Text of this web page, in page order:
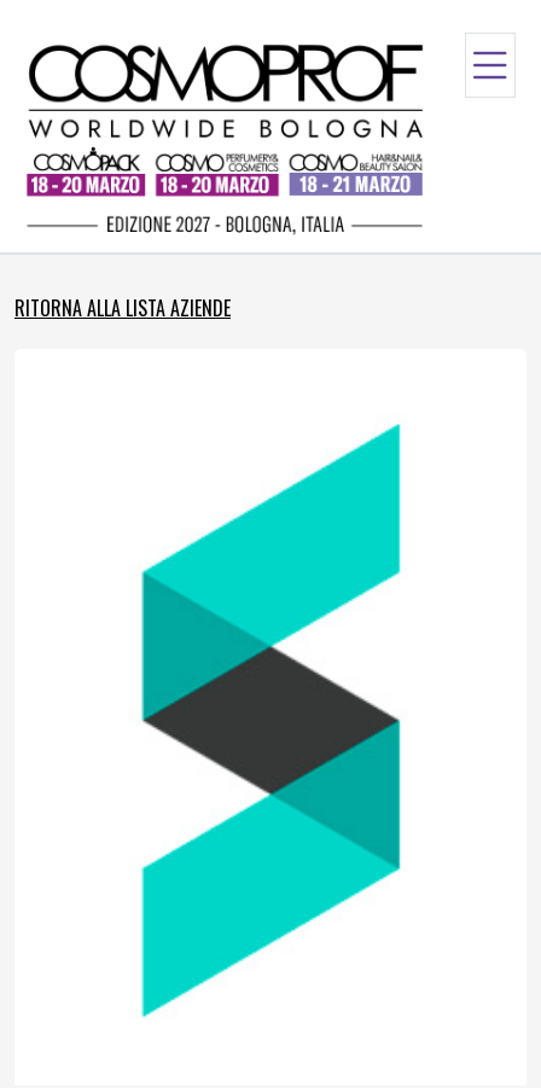
RITORNA ALLA LISTA AZIENDE